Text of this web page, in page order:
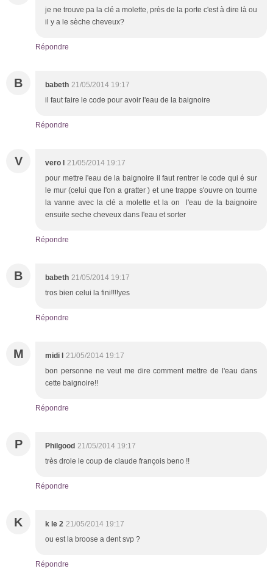
je ne trouve pa la clé a molette, près de la porte c'est à dire là ou
il y a le sèche cheveux?
Répondre
B babeth 21/05/2014 19:17
il faut faire le code pour avoir l'eau de la baignoire
Répondre
V vero l 21/05/2014 19:17
pour mettre l'eau de la baignoire il faut rentrer le code qui é sur
le mur (celui que l'on a gratter ) et une trappe s'ouvre on tourne
la vanne avec la clé a molette et la on l'eau de la baignoire
ensuite seche cheveux dans l'eau et sorter
Répondre
B babeth 21/05/2014 19:17
tros bien celui la fini!!!!yes
Répondre
M midi l 21/05/2014 19:17
bon personne ne veut me dire comment mettre de l'eau dans
cette baignoire!!
Répondre
P Philgood 21/05/2014 19:17
très drole le coup de claude françois beno !!
Répondre
K k le 2 21/05/2014 19:17
ou est la broose a dent svp ?
Répondre